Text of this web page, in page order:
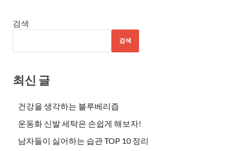
검색
검색
최신 글
건강을 생각하는 블루베리즙
운동화 신발 세탁은 손쉽게 해보자!
남자들이 싫어하는 습관 TOP 10 정리